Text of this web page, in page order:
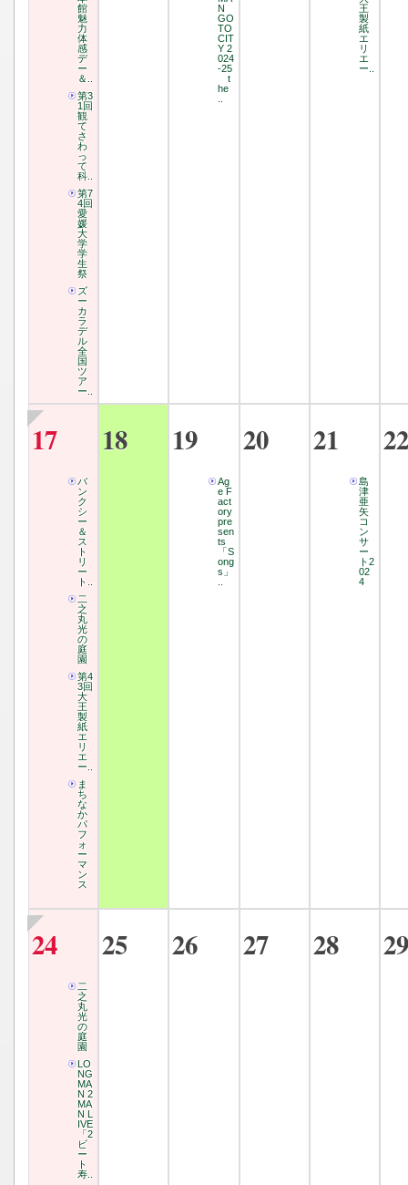
館
魅
力
体
感
デ
ー
＆..
第3
1回
観
て
さ
わ
っ
て
科..
第7
4回
愛
媛
大
学
学
生
祭
ズ
ー
カ
ラ
デ
ル
全
国
ツ
ア
ー..
N
GO
TO
CIT
Y 2
024
-25
t
he
王
製
紙
エ
リ
エ
ー..
17
バ
ン
ク
シ
ー
＆
ス
ト
リ
ー
ト..
二
之
丸
光
の
庭
園
第4
3回
大
王
製
紙
エ
リ
エ
ー..
ま
ち
な
か
パ
フ
ォ
ー
マ
ン
ス
18 19
Ag
e F
act
ory
pre
sen
ts
「S
ong
s」
20 21
島
津
亜
矢
コ
ン
サ
ー
ト2
02
4
22
24
二
之
丸
光
の
庭
園
LO
NG
MA
N 2
MA
N L
IVE
「2
ビ
ー
ト
寿..
25 26 27 28 29